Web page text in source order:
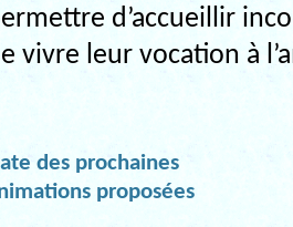
d’accueillir
vivre leur vocation à
des prochaines
proposées